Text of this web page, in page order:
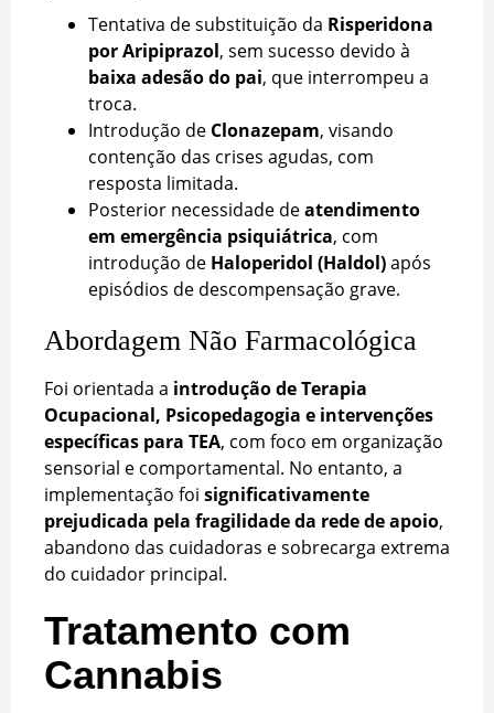
Tentativa de substituição da Risperidona
por Aripiprazol, sem sucesso devido à
baixa adesão do pai, que interrompeu a
troca.
Introdução de Clonazepam, visando
contenção das crises agudas, com
resposta limitada.
Posterior necessidade deatendimento
em emergência psiquiátrica, com
introdução de Haloperidol (Haldol)após
episódios de descompensação grave.
Abordagem Não Farmacológica
Foi orientada a introdução de Terapia
Ocupacional, Psicopedagogia e intervenções
específicas para TEA, com foco em organização
sensorial e comportamental. No entanto, a
implementação foi significativamente
prejudicada pela fragilidade da rede de apoio,
abandono das cuidadoras e sobrecarga extrema
do cuidador principal.
Tratamento com
Cannabis